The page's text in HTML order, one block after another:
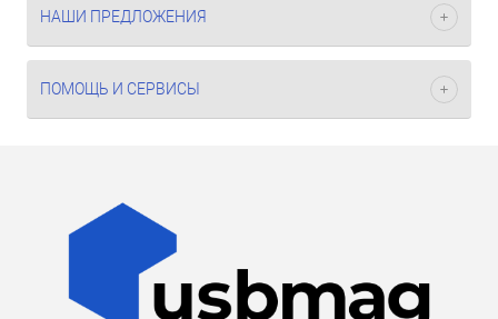
НАШИ ПРЕДЛОЖЕНИЯ
ПОМОЩЬ И СЕРВИСЫ